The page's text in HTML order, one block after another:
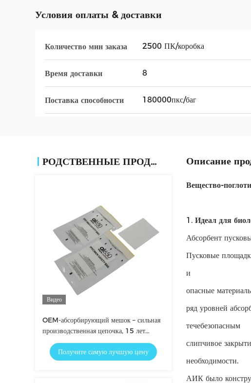
Условия оплаты & доставки
Количество мин заказа 2500 ПК/коробка
Время доставки 8
Поставка способности 180000пкс/баг
РОДСТВЕННЫЕ ПРОДУКТЫ
Видео
OEM-абсорбирующий мешок – сильная
производственная цепочка, 15 лет
доверия
Получите самую лучшую цену
Описание
Вещество-
1. Идеал для
Абсорбент
Пусковые
и
опасные
ряд уровней
течебезопасным
слипчивое
необходимости.
АИК было